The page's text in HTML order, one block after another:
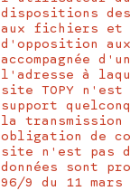
dispositions
aux fichiers et
d'opposition
accompagnée
l'adresse à
site TOPY
support
la transmission
obligation de
site n'est pas
données sont
96/9 du 11